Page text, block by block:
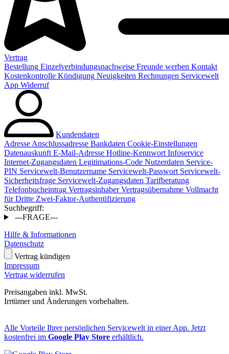
Vertrag
Bestellung Einzelverbindungsnachweise Freunde werben Kontakt
Kostenkontrolle Kündigung Neuigkeiten Rechnungen Servicewelt
App Widerruf
Kundendaten
Adresse Anschlussadresse Bankdaten Cookie-Einstellungen
Datenauskunft E-Mail-Adresse Hotline-Kennwort Infoservice
Internet-Zugangsdaten Legitimations-Code Nutzerdaten Service-
PIN Servicewelt-Benutzername Servicewelt-Passwort Servicewelt-
Sicherheitsfrage Servicewelt-Zugangsdaten Tarifberatung
Telefonbucheintrag VertragsinhaberVertragsübernahme Vollmacht
für Dritte Zwei-Faktor-Authentifizierung
Suchbegriff:
---FRAGE---
Hilfe & Informationen
Datenschutz
Vertrag kündigen
Impressum
Vertrag widerrufen
Preisangaben inkl. MwSt.
Irrtümer und Änderungen vorbehalten.
Alle Vorteile Ihrer persönlichen Servicewelt in einer App. Jetzt
kostenfrei im Google Play Store erhältlich.